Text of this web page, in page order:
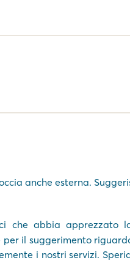
anche esterna.
che abbia apprezzato
il suggerimento
i nostri servizi.